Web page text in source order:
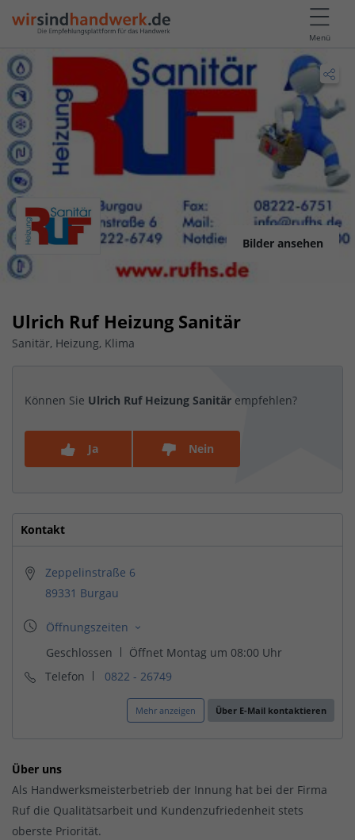
Menü
Bilder ansehen
Ulrich Ruf Heizung Sanitär
Sanitär, Heizung, Klima
Können Sie Ulrich Ruf Heizung Sanitär empfehlen?
Ja Nein
Kontakt
Zeppelinstraße 6
89331 Burgau
Telefon 0822 - 26749
Mehr anzeigen Über E-Mail kontaktieren
Über uns
Als Handwerksmeisterbetrieb der Innung hat bei der Firma
Ruf die Qualitätsarbeit und Kundenzufriedenheit stets
oberste Priorität.